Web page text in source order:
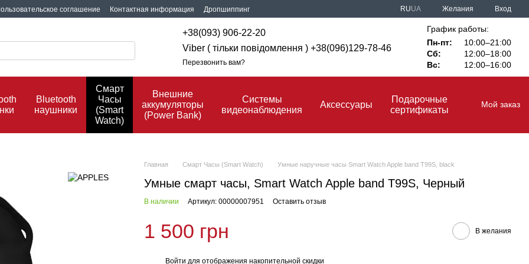
соглашение Контактная информация
Дропшиппинг
RUUA Желания Вход
+38(093) 906-22-20
Viber ( тільки повідомлення ) +38(096)129-78-46
Перезвонить вам?
График работы:
Пн-пт:
10:00–21:00
Сб:
12:00–18:00
Вс:
12:00–16:00
Bluetooth
наушники
Смарт
Часы
(Smart
Watch)
Внешние
аккумуляторы
(Power Bank)
Системы
видеонаблюдения
Аксессуары
Подарочные
сертификаты
Мой заказ
Главная Смарт Часы (Smart Watch) Умные наручные часы Smart Watch Apple band T99S, black
Умные смарт часы, Smart Watch Apple band T99S, Черный
В наличии Артикул: 00000007951 Оставить отзыв
1 500 грн В желания
Войти для отображения накопительной скидки